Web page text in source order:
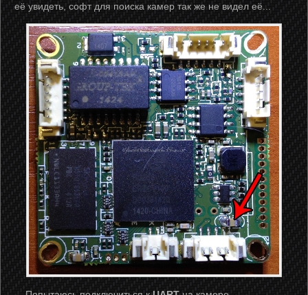
её увидеть, софт для поиска камер так же не видел её...